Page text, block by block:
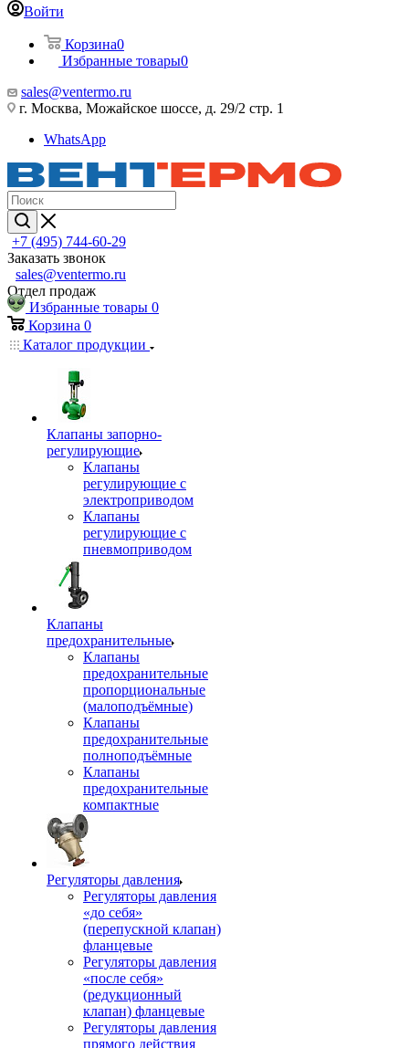
Войти
Корзина0
Избранные товары0
sales@ventermo.ru
г. Москва, Можайское шоссе, д. 29/2 стр. 1
WhatsApp
+7 (495) 744-60-29
Заказать звонок
sales@ventermo.ru
Отдел продаж
Избранные товары 0
Корзина 0
Каталог продукции
Клапаны запорно-
регулирующие
Клапаны
регулирующие с
электроприводом
Клапаны
регулирующие с
пневмоприводом
Клапаны
предохранительные
Клапаны
предохранительные
пропорциональные
(малоподъёмные)
Клапаны
предохранительные
полноподъёмные
Клапаны
предохранительные
компактные
Регуляторы давления
Регуляторы давления
«до себя»
(перепускной клапан)
фланцевые
Регуляторы давления
«после себя»
(редукционный
клапан) фланцевые
Регуляторы давления
прямого действия